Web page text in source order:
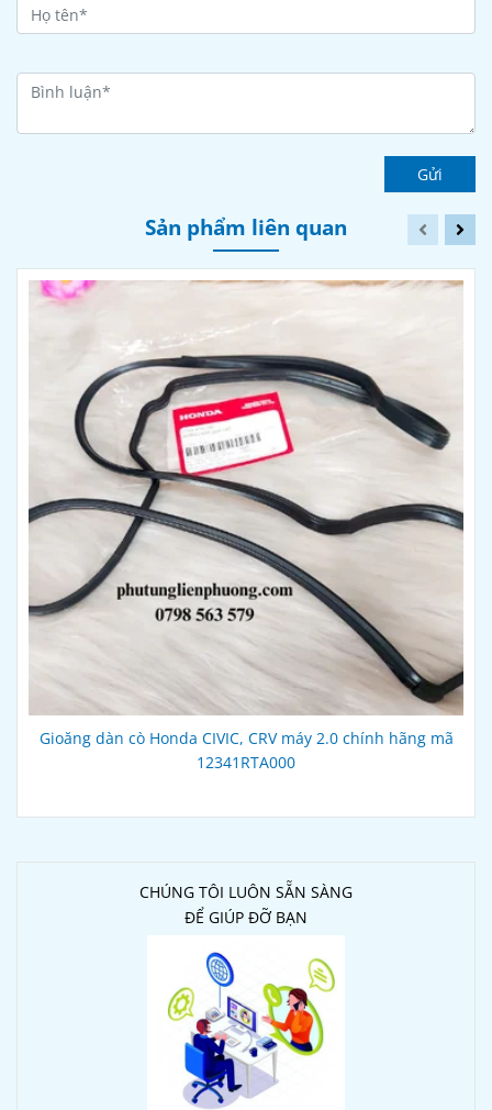
Gửi
Sản phẩm liên quan
Gioăng dàn cò Honda CIVIC, CRV máy 2.0 chính hãng mã
12341RTA000
CHÚNG TÔI LUÔN SẴN SÀNG
ĐỂ GIÚP ĐỠ BẠN